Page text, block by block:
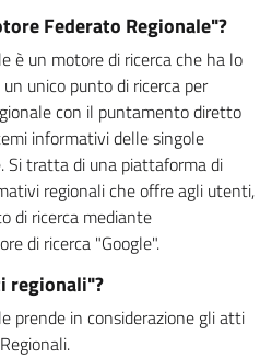
Federato Regionale"?
è un motore di ricerca che ha lo
unico punto di ricerca per
con il puntamento diretto
informativi delle singole
Si tratta di una piattaforma di
regionali che offre agli utenti,
di ricerca mediante
di ricerca "Google".
regionali"?
prende in considerazione gli atti